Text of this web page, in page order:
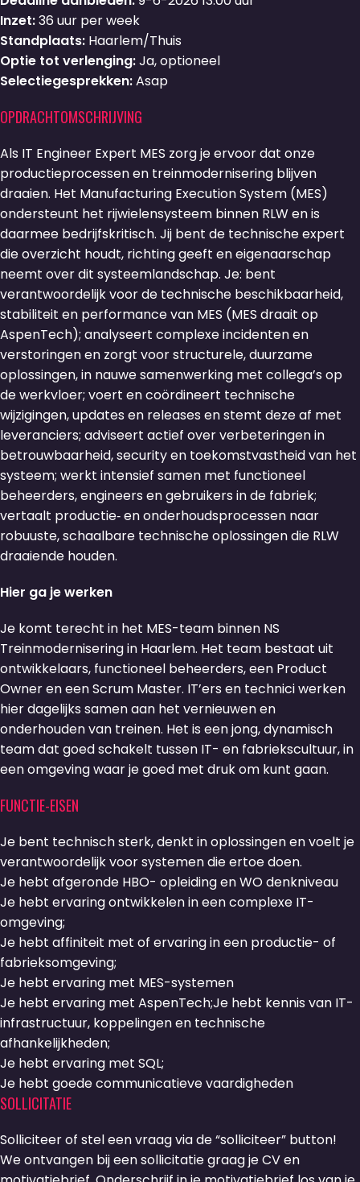
Inzet:36 uur per week
Standplaats: Haarlem/Thuis
Optie tot verlenging:Ja, optioneel
Selectiegesprekken:Asap
OPDRACHTOMSCHRIJVING
Als IT Engineer Expert MES zorg je ervoor dat onze
productieprocessen en treinmodernisering blijven
draaien. Het Manufacturing Execution System (MES)
ondersteunt het rijwielensysteem binnen RLW en is
daarmee bedrijfskritisch. Jij bent de technische expert
die overzicht houdt, richting geeft en eigenaarschap
neemt over dit systeemlandschap. Je: bent
verantwoordelijk voor de technische beschikbaarheid,
stabiliteit en performance van MES (MES draait op
AspenTech); analyseert complexe incidenten en
verstoringen en zorgt voor structurele, duurzame
oplossingen, in nauwe samenwerking met collega’s op
de werkvloer; voert en coördineert technische
wijzigingen, updates en releases en stemt deze af met
leveranciers; adviseert actief over verbeteringen in
betrouwbaarheid, security en toekomstvastheid van het
systeem; werkt intensief samen met functioneel
beheerders, engineers en gebruikers in de fabriek;
vertaalt productie‑ en onderhoudsprocessen naar
robuuste, schaalbare technische oplossingen die RLW
draaiende houden.
Hier ga je werken
Je komt terecht in het MES-team binnen NS
Treinmodernisering in Haarlem. Het team bestaat uit
ontwikkelaars, functioneel beheerders, een Product
Owner en een Scrum Master. IT’ers en technici werken
hier dagelijks samen aan het vernieuwen en
onderhouden van treinen. Het is een jong, dynamisch
team dat goed schakelt tussen IT- en fabriekscultuur, in
een omgeving waar je goed met druk om kunt gaan.
FUNCTIE-EISEN
Je bent technisch sterk, denkt in oplossingen en voelt je
verantwoordelijk voor systemen die ertoe doen.
Je hebt afgeronde HBO- opleiding en WO denkniveau
Je hebt ervaring ontwikkelen in een complexe IT-
omgeving;
Je hebt affiniteit met of ervaring in een productie- of
fabrieksomgeving;
Je hebt ervaring met MES-systemen
Je hebt ervaring met AspenTech;Je hebt kennis van IT-
infrastructuur, koppelingen en technische
afhankelijkheden;
Je hebt ervaring met SQL;
Je hebt goede communicatieve vaardigheden
SOLLICITATIE
Solliciteer of stel een vraag via de “solliciteer” button!
We ontvangen bij een sollicitatie graag je CV en